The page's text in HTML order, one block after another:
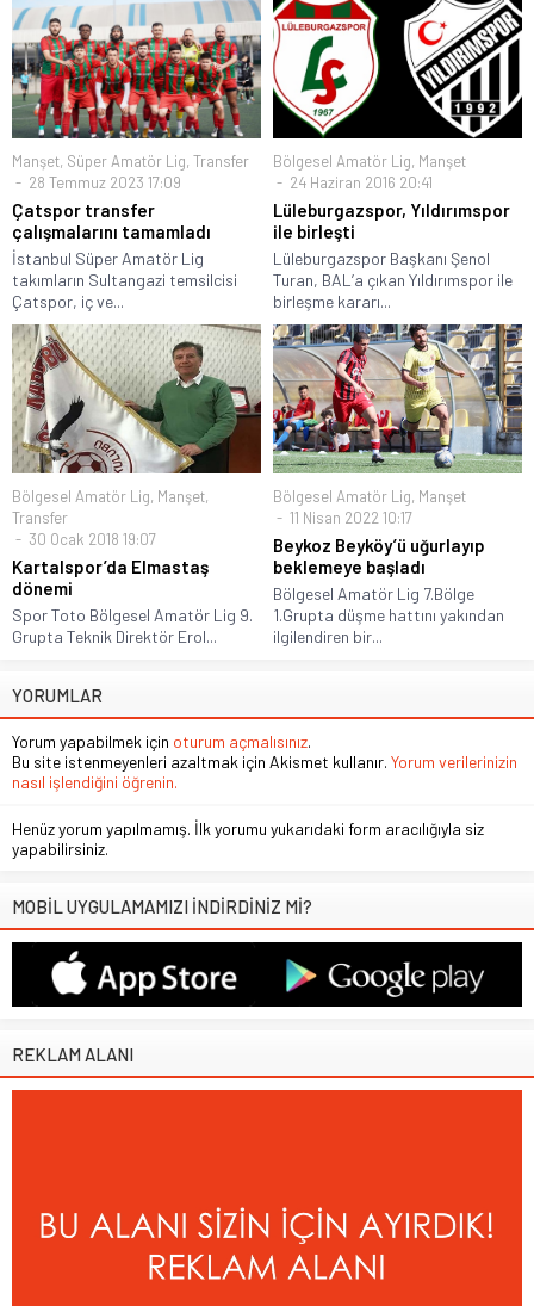
Manşet, Süper Amatör Lig, Transfer
28 Temmuz 2023 17:09
Çatspor transfer
çalışmalarını tamamladı
İstanbul Süper Amatör Lig
takımların Sultangazi temsilcisi
Çatspor, iç ve...
Bölgesel Amatör Lig, Manşet
24 Haziran 2016 20:41
Lüleburgazspor, Yıldırımspor
ile birleşti
Lüleburgazspor Başkanı Şenol
Turan, BAL’a çıkan Yıldırımspor ile
birleşme kararı...
Bölgesel Amatör Lig, Manşet,
Transfer
30 Ocak 2018 19:07
Kartalspor’da Elmastaş
dönemi
Spor Toto Bölgesel Amatör Lig 9.
Grupta Teknik Direktör Erol...
Bölgesel Amatör Lig, Manşet
11 Nisan 2022 10:17
Beykoz Beyköy’ü uğurlayıp
beklemeye başladı
Bölgesel Amatör Lig 7.Bölge
1.Grupta düşme hattını yakından
ilgilendiren bir...
YORUMLAR
Yorum yapabilmek için oturum açmalısınız.
Bu site istenmeyenleri azaltmak için Akismet kullanır. Yorum verilerinizin
nasıl işlendiğini öğrenin.
Henüz yorum yapılmamış. İlk yorumu yukarıdaki form aracılığıyla siz
yapabilirsiniz.
MOBİL UYGULAMAMIZI İNDİRDİNİZ Mİ?
REKLAM ALANI